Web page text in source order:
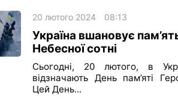
20 лютого 2024 08:13
Україна вшановує
Небесної сотні
Сьогодні, 20 лютого, в
відзначають День пам’яті
Цей День...